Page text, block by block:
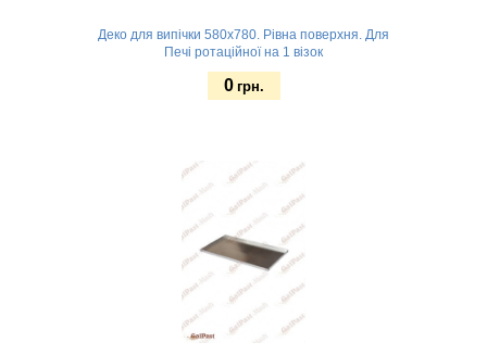
Деко для випічки 580х780. Рівна поверхня. Для
Печі ротаційної на 1 візок
0 грн.
Замовити